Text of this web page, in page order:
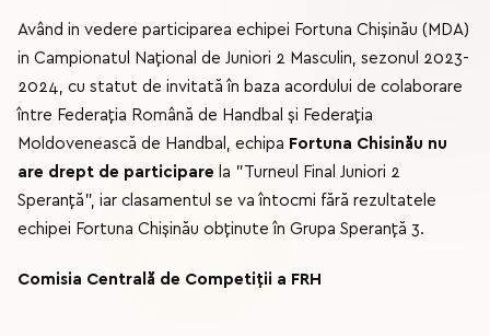
Având in vedere participarea echipei Fortuna Chișinău (MDA)
in Campionatul Național de Juniori 2 Masculin, sezonul 2023-
2024, cu statut de invitată în baza acordului de colaborare
între Federația Română de Handbal și Federația
Moldovenească de Handbal, echipa Fortuna Chisinău nu
are drept de participare la ”Turneul Final Juniori 2
Speranță”, iar clasamentul se va întocmi fără rezultatele
echipei Fortuna Chișinău obținute în Grupa Speranță 3.
Comisia Centrală de Competiții a FRH